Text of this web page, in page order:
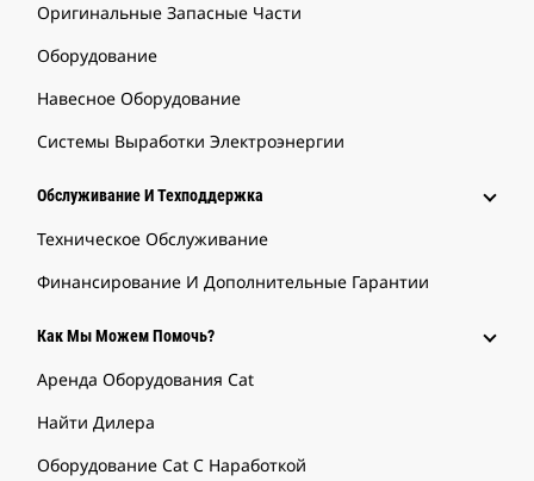
Оригинальные Запасные Части
Оборудование
Навесное Оборудование
Системы Выработки Электроэнергии
Обслуживание И Техподдержка
Техническое Обслуживание
Финансирование И Дополнительные Гарантии
Как Мы Можем Помочь?
Аренда Оборудования Cat
Найти Дилера
Оборудование Cat С Наработкой